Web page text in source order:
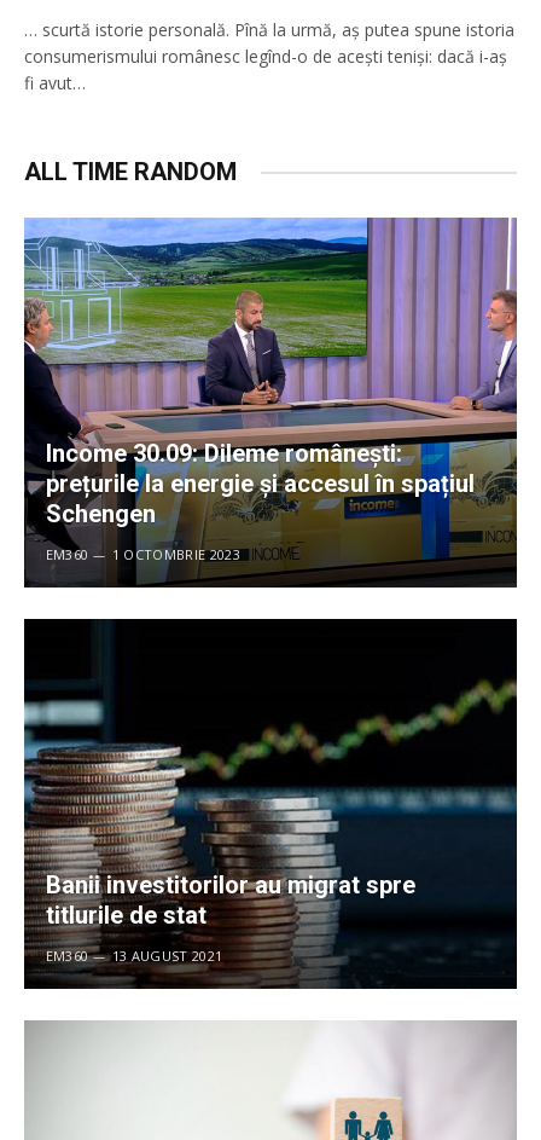
… scurtă istorie personală. Pînă la urmă, aș putea spune istoria
consumerismului românesc legînd-o de acești teniși: dacă i-aș
fi avut…
ALL TIME RANDOM
Income 30.09: Dileme românești:
prețurile la energie și accesul în spațiul
Schengen
EM360 1 OCTOMBRIE 2023
Banii investitorilor au migrat spre
titlurile de stat
EM360 13 AUGUST 2021